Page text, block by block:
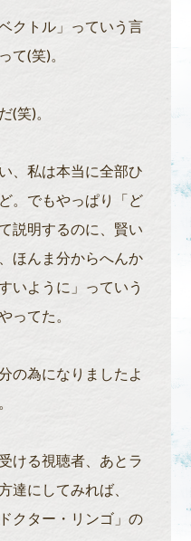
クトル」っていう言
て(笑)。
(笑)。
、私は本当に全部ひ
。でもやっぱり「ど
説明するのに、賢い
ほんま分からへんか
いように」っていう
ってた。
の為になりましたよ
ける視聴者、あとラ
達にしてみれば、
クター・リンゴ」の